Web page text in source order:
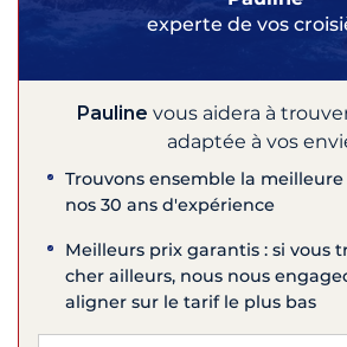
experte de vos
Pauline vous aidera à
adaptée à vos
Trouvons ensemble la
nos 30 ans d'expérience
Meilleurs prix garantis : si vous
cher ailleurs, nous nous
aligner sur le tarif le plus bas